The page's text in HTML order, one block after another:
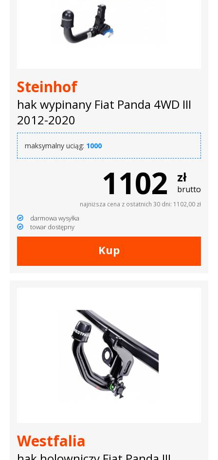
Steinhof
hak wypinany Fiat Panda 4WD III
2012-2020
maksymalny uciąg: 1000
1102 zł
brutto
najniższa cena z ostatnich 30 dni: 1102,00 zł
darmowa wysyłka
towar dostępny
Kup
Westfalia